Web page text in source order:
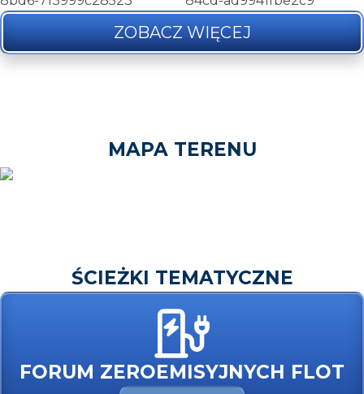
ZOBACZ WIĘCEJ
MAPA TERENU
ŚCIEŻKI TEMATYCZNE
FORUM ZEROEMISYJNYCH FLOT